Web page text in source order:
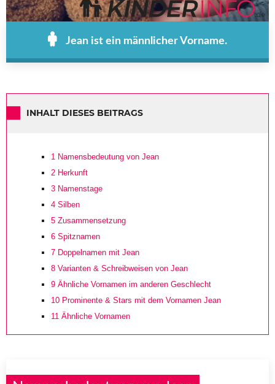
Jean ist ein männlicher Vorname.
INHALT DIESES BEITRAGS
1 Namensbedeutung von Jean
2 Herkunft
3 Namenstage
4 Silben
5 Zusammensetzung
6 Spitznamen
7 Doppelnamen mit Jean
8 Varianten & Schreibweisen von Jean
9 Ähnliche Vornamen im anderen Geschlecht
10 Prominente & Stars mit dem Vornamen Jean
11 Ähnliche Vornamen